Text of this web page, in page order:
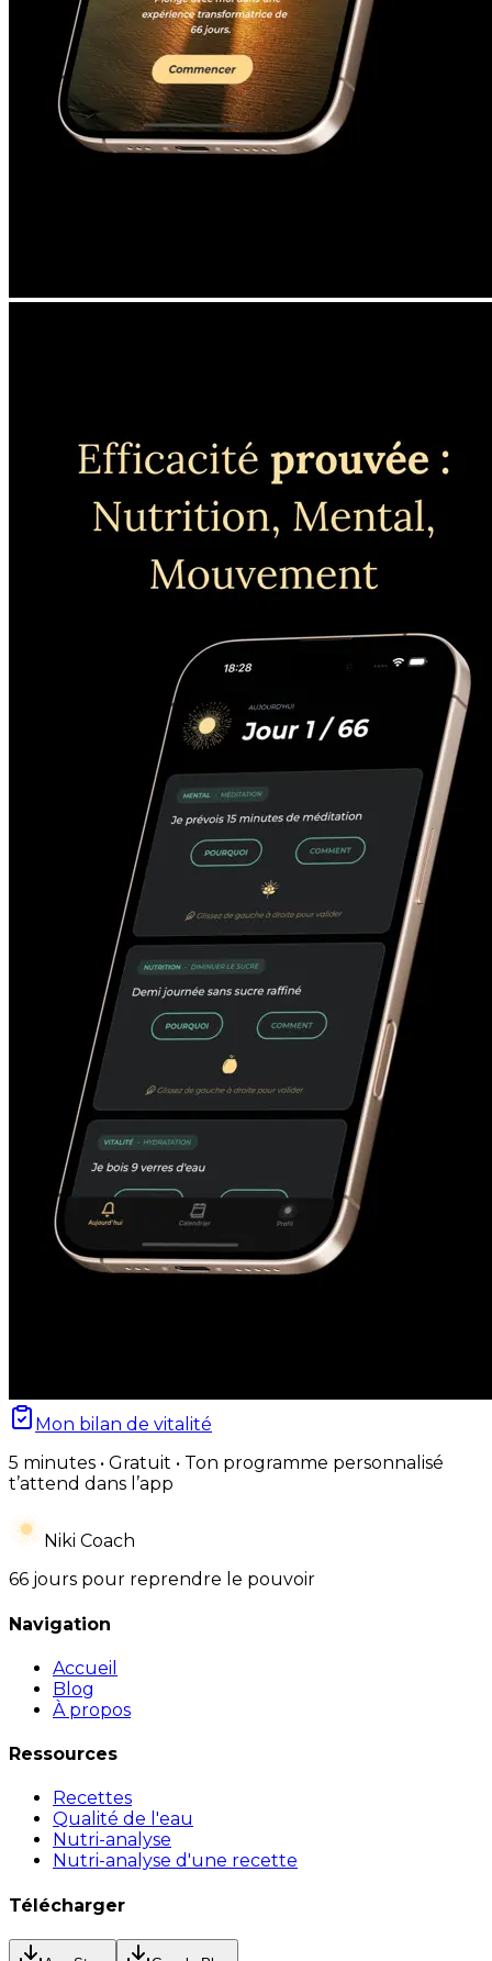
Mon bilan de vitalité
5 minutes • Gratuit • Ton programme personnalisé
t’attend dans l’app
Niki Coach
66 jours pour reprendre le pouvoir
Navigation
Accueil
Blog
À propos
Ressources
Recettes
Qualité de l'eau
Nutri-analyse
Nutri-analyse d'une recette
Télécharger